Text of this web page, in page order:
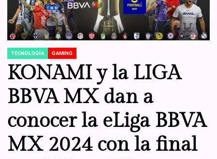
POSTED
IN
TECNOLOGÍA GAMING
KONAMI y la LIGA
BBVA MX dan a
conocer la eLiga BBVA
MX 2024 con la final